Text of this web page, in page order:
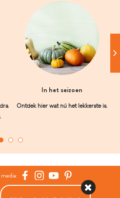
In het seizoen
Ontdek hier wat nú het lekkerste is.
media:
Media Group